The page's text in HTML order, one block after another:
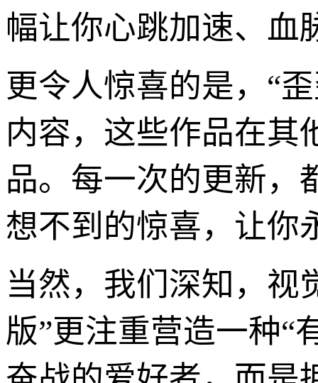
幅让你心跳加速、血
更令人惊喜的是，“
内容，这些作品在其
品。每一次的更新，
想不到的惊喜，让你
当然，我们深知，视
版”更注重营造一种“